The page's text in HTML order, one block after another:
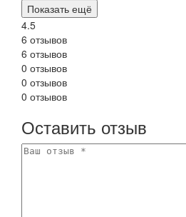
Показать ещё
4.5
6 отзывов
6 отзывов
0 отзывов
0 отзывов
0 отзывов
Оставить отзыв